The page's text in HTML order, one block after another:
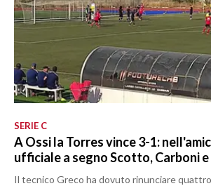
SERIE C
A Ossi la Torres vince 3-1:
ufficiale a segno Scotto, Carboni e
Il tecnico Greco ha dovuto rinunciare